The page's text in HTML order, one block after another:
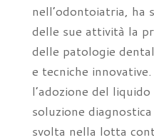
nell’odontoiatria, ha
delle sue attività la
delle patologie
e tecniche
l’adozione del
soluzione
svolta nella lotta